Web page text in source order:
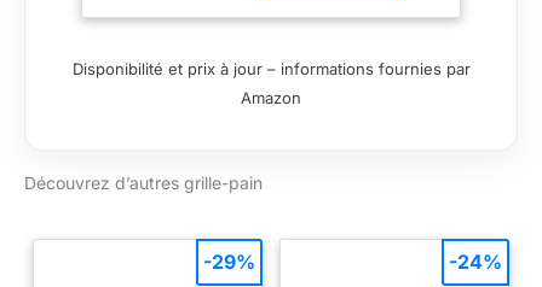
Élévation haute |
courtes (135 x 35
mm) avec système
retirer les tranches en
Disponibilité et prix à jour – informations fournies par
Amazon
Découvrez d’autres grille-pain
-29% -24%